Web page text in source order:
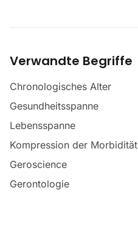
Verwandte Begriffe
Chronologisches Alter
Gesundheitsspanne
Lebensspanne
Kompression der Morbidität
Geroscience
Gerontologie